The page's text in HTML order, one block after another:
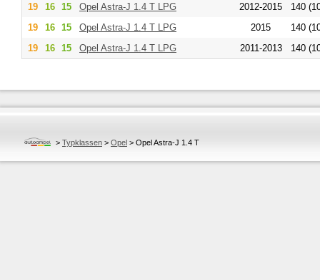
19
16 15 Opel Astra-J 1.4 T LPG 2012-2015
140
19
16 15 Opel Astra-J 1.4 T LPG 2015
140
19
16 15 Opel Astra-J 1.4 T LPG 2011-2013 140
> Typklassen > Opel > Opel Astra-J 1.4 T